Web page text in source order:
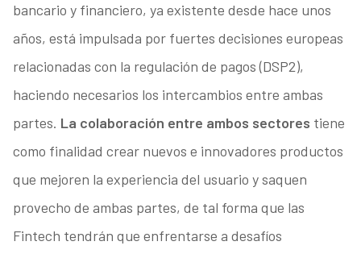
bancario y financiero, ya existente desde hace unos
años, está impulsada por fuertes decisiones europeas
relacionadas con la regulación de pagos (DSP2),
haciendo necesarios los intercambios entre ambas
partes. La colaboración entre ambos sectores tiene
como finalidad crear nuevos e innovadores productos
que mejoren la experiencia del usuario y saquen
provecho de ambas partes, de tal forma que las
Fintech tendrán que enfrentarse a desafíos